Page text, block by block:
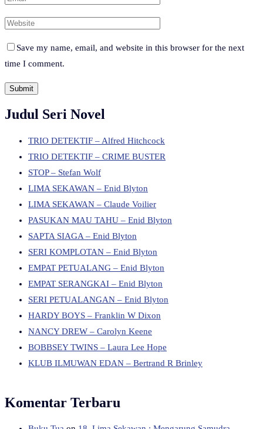
Save my name, email, and website in this browser for the next
time I comment.
Judul Seri Novel
TRIO DETEKTIF – Alfred Hitchcock
TRIO DETEKTIF – CRIME BUSTER
STOP – Stefan Wolf
LIMA SEKAWAN – Enid Blyton
LIMA SEKAWAN – Claude Voilier
PASUKAN MAU TAHU – Enid Blyton
SAPTA SIAGA – Enid Blyton
SERI KOMPLOTAN – Enid Blyton
EMPAT PETUALANG – Enid Blyton
EMPAT SERANGKAI – Enid Blyton
SERI PETUALANGAN – Enid Blyton
HARDY BOYS – Franklin W Dixon
NANCY DREW – Carolyn Keene
BOBBSEY TWINS – Laura Lee Hope
KLUB ILMUWAN EDAN – Bertrand R Brinley
Komentar Terbaru